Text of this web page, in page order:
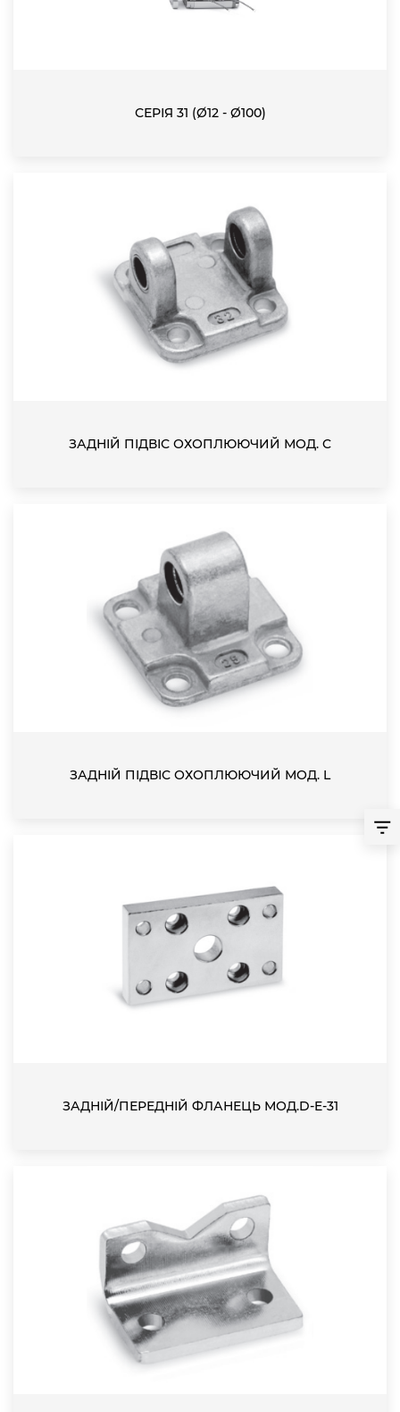
СЕРІЯ 31 (Ø12 - Ø100)
ЗАДНІЙ ПІДВІС ОХОПЛЮЮЧИЙ МОД. C
ЗАДНІЙ ПІДВІС ОХОПЛЮЮЧИЙ МОД. L
ЗАДНІЙ/ПЕРЕДНІЙ ФЛАНЕЦЬ МОД.D-E-31